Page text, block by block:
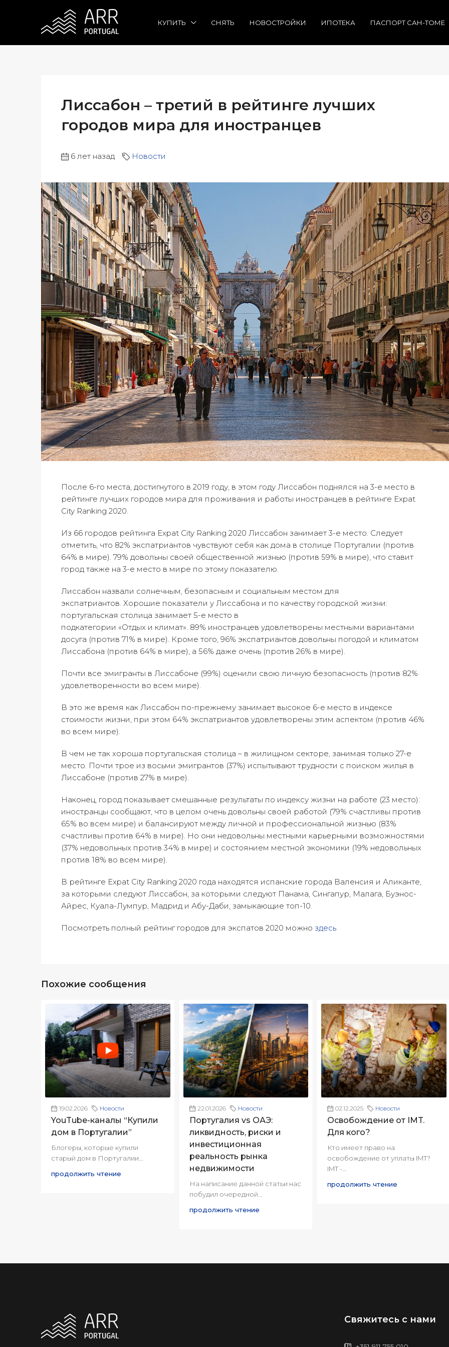
КУПИТЬ СНЯТЬ НОВОСТРОЙКИ ИПОТЕКА ПАСПОРТ САН-ТОМЕ
Лиссабон – третий в рейтинге лучших
городов мира для иностранцев
6 лет назад Новости
После 6-го места, достигнутого в 2019 году, в этом году Лиссабон поднялся на 3-е место в
рейтинге лучших городов мира для проживания и работы иностранцев в рейтинге Expat
City Ranking 2020.
Из 66 городов рейтинга Expat City Ranking 2020 Лиссабон занимает 3-е место. Следует
отметить, что 82% экспатриантов чувствуют себя как дома в столице Португалии (против
64% в мире). 79% довольны своей общественной жизнью (против 59% в мире), что ставит
город также на 3-е место в мире по этому показателю.
Лиссабон назвали солнечным, безопасным и социальным местом для
экспатриантов. Хорошие показатели у Лиссабона и по качеству городской жизни:
португальская столица занимает 5-е место в
подкатегории «Отдых и климат». 89% иностранцев удовлетворены местными вариантами
досуга (против 71% в мире). Кроме того, 96% экспатриантов довольны погодой и климатом
Лиссабона (против 64% в мире), а 56% даже очень (против 26% в мире).
Почти все эмигранты в Лиссабоне (99%) оценили свою личную безопасность (против 82%
удовлетворенности во всем мире).
В это же время как Лиссабон по-прежнему занимает высокое 6-е место в индексе
стоимости жизни, при этом 64% экспатриантов удовлетворены этим аспектом (против 46%
во всем мире).
В чем не так хороша португальская столица – в жилищном секторе, занимая только 27-е
место. Почти трое из восьми эмигрантов (37%) испытывают трудности с поиском жилья в
Лиссабоне (против 27% в мире).
Наконец, город показывает смешанные результаты по индексу жизни на работе (23 место):
иностранцы сообщают, что в целом очень довольны своей работой (79% счастливы против
65% во всем мире) и балансируют между личной и профессиональной жизнью (83%
счастливы против 64% в мире). Но они недовольны местными карьерными возможностями
(37% недовольных против 34% в мире) и состоянием местной экономики (19% недовольных
против 18% во всем мире).
В рейтинге Expat City Ranking 2020 года находятся испанские города Валенсия и Аликанте,
за которыми следуют Лиссабон, за которыми следуют Панама, Сингапур, Малага, Буэнос-
Айрес, Куала-Лумпур, Мадрид и Абу-Даби, замыкающие топ-10.
Посмотреть полный рейтинг городов для экспатов 2020 можно здесь
Похожие сообщения
19.02.2026 Новости
YouTube-каналы “Купили
дом в Португалии”
Блогеры, которые купили
старый дом в Португалии...
продолжить чтение
22.01.2026 Новости
Португалия vs ОАЭ:
ликвидность, риски и
инвестиционная
реальность рынка
недвижимости
На написание данной статьи нас
побудил очередной...
продолжить чтение
02.12.2025 Новости
Освобождение от IMT.
Для кого?
Кто имеет право на
освобождение от уплаты IMT?
IMT -...
продолжить чтение
Свяжитесь с нами